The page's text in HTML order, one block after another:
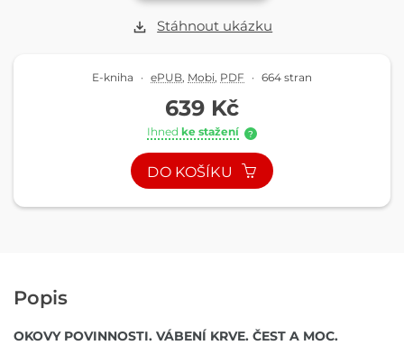
Stáhnout ukázku
E-kniha · ePUB, Mobi, PDF · 664 stran
639 Kč
Ihned ke stažení ?
DO KOŠÍKU
Popis
OKOVY POVINNOSTI. VÁBENÍ KRVE. ČEST A MOC.